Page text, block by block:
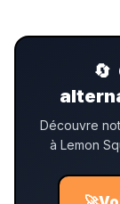
🔄
Découvre
à Lemon